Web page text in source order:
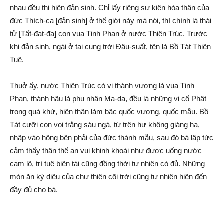
nhau đều thị hiện đản sinh. Chỉ lấy riêng sự kiện hóa thân của
đức Thích-ca [đản sinh] ở thế giới này mà nói, thì chính là thái
tử [Tất-đạt-đa] con vua Tịnh Phạn ở nước Thiên Trúc. Trước
khi đản sinh, ngài ở tại cung trời Đâu-suất, tên là Bồ Tát Thiện
Tuệ.
Thuở ấy, nước Thiên Trúc có vị thánh vương là vua Tịnh
Phạn, thánh hậu là phu nhân Ma-da, đều là những vị cổ Phật
trong quá khứ, hiện thân làm bậc quốc vương, quốc mẫu. Bồ
Tát cưỡi con voi trắng sáu ngà, từ trên hư không giáng hạ,
nhập vào hông bên phải của đức thánh mẫu, sau đó bà lập tức
cảm thấy thân thể an vui khinh khoái như được uống nước
cam lộ, trí tuệ biện tài cũng đồng thời tự nhiên có đủ. Những
món ăn kỳ diệu của chư thiên cõi trời cũng tự nhiên hiện đến
đầy đủ cho bà.